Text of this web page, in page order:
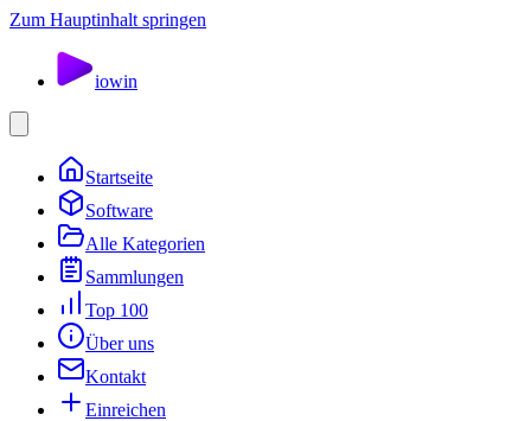
Zum Hauptinhalt springen
iowin
Startseite
Software
Alle Kategorien
Sammlungen
Top 100
Über uns
Kontakt
Einreichen